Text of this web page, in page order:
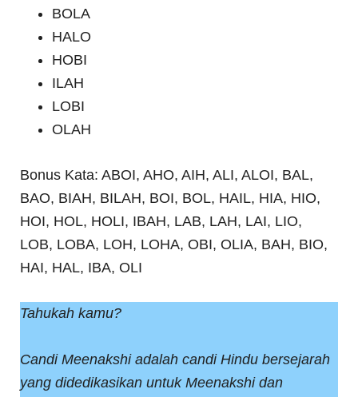
BOLA
HALO
HOBI
ILAH
LOBI
OLAH
Bonus Kata: ABOI, AHO, AIH, ALI, ALOI, BAL,
BAO, BIAH, BILAH, BOI, BOL, HAIL, HIA, HIO,
HOI, HOL, HOLI, IBAH, LAB, LAH, LAI, LIO,
LOB, LOBA, LOH, LOHA, OBI, OLIA, BAH, BIO,
HAI, HAL, IBA, OLI
Tahukah kamu?
Candi Meenakshi adalah candi Hindu bersejarah
yang didedikasikan untuk Meenakshi dan